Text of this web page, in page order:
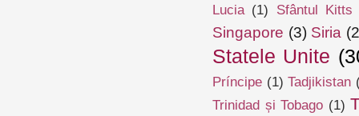
Lucia (1) Sfântul
Singapore (3) Siria
Statele Unite
Príncipe (1) Tadjikistan
Trinidad și Tobago (1)